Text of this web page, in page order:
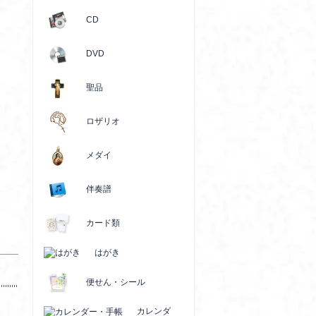
CD
DVD
聖品
ロザリオ
メダイ
伴奏譜
カード類
はがき
便せん・シール
カレンダ